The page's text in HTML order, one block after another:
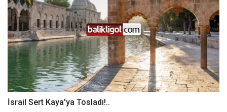
İsrail Sert Kaya'ya Tosladı!..